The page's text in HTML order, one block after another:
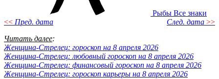
Рыбы Все знаки
<< Пред. дата След. дата >>
Читать далее:
Женщина-Стрелец: гороскоп на 8 апреля 2026
Женщина-Стрелец: любовный гороскоп на 8 апреля 2026
Женщина-Стрелец: финансовый гороскоп на 8 апреля 2026
Женщина-Стрелец: гороскоп карьеры на 8 апреля 2026